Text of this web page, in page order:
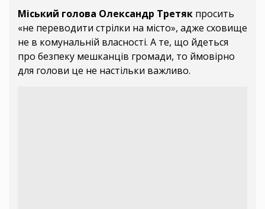
Міський голова Олександр Третяк просить
«не переводити стрілки на місто», адже сховище
не в комунальній власності. А те, що йдеться
про безпеку мешканців громади, то ймовірно
для голови це не настільки важливо.